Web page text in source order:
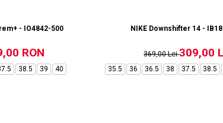
- IO4842-500
RON
38.5 39 40
NIKE Downshifter 14 -
369,00 Lei309,00
35.5 36 36.5 38 37.5 38.5